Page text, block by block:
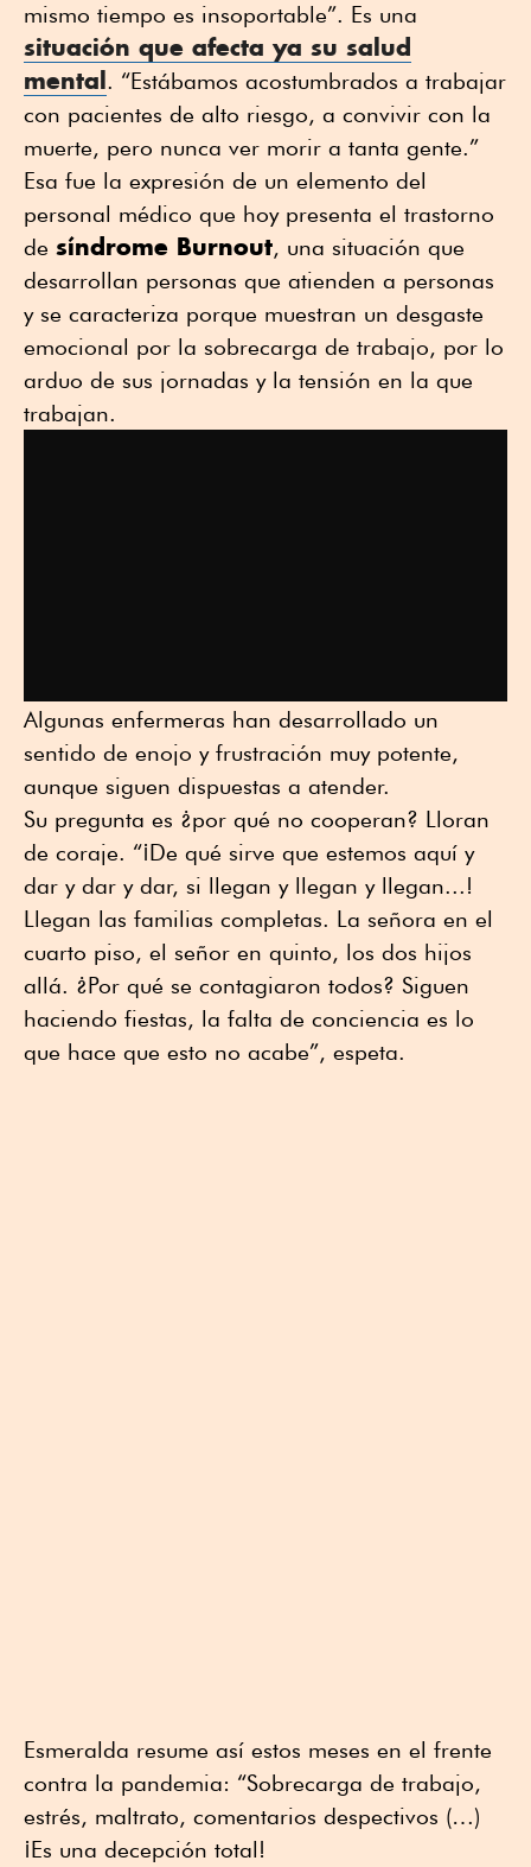
mismo tiempo es insoportable”. Es una
situación que afecta ya su salud
mental. “Estábamos acostumbrados a trabajar
con pacientes de alto riesgo, a convivir con la
muerte, pero nunca ver morir a tanta gente.”
Esa fue la expresión de un elemento del
personal médico que hoy presenta el trastorno
de síndrome Burnout, una situación que
desarrollan personas que atienden a personas
y se caracteriza porque muestran un desgaste
emocional por la sobrecarga de trabajo, por lo
arduo de sus jornadas y la tensión en la que
trabajan.
Algunas enfermeras han desarrollado un
sentido de enojo y frustración muy potente,
aunque siguen dispuestas a atender.
Su pregunta es ¿por qué no cooperan? Lloran
de coraje. “¡De qué sirve que estemos aquí y
dar y dar y dar, si llegan y llegan y llegan...!
Llegan las familias completas. La señora en el
cuarto piso, el señor en quinto, los dos hijos
allá. ¿Por qué se contagiaron todos? Siguen
haciendo fiestas, la falta de conciencia es lo
que hace que esto no acabe”, espeta.
Esmeralda resume así estos meses en el frente
contra la pandemia: “Sobrecarga de trabajo,
estrés, maltrato, comentarios despectivos (…)
¡Es una decepción total!